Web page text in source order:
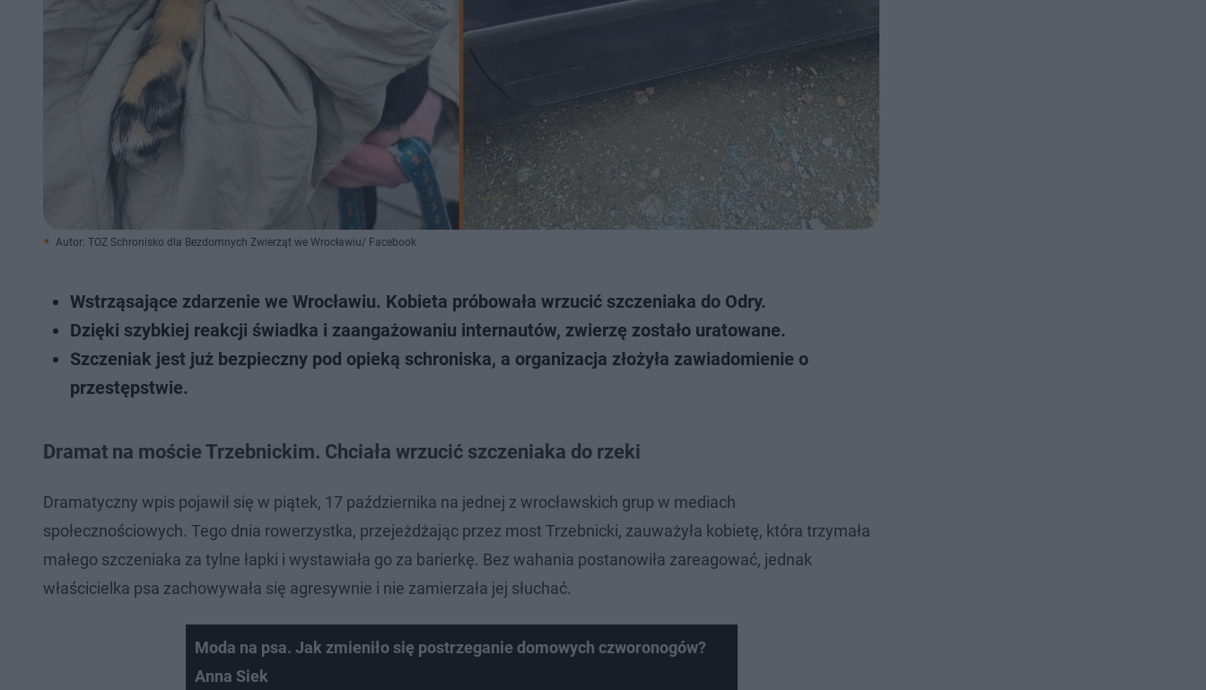
Autor: TOZ Schronisko dla Bezdomnych Zwierząt we Wrocławiu/ Facebook
Wstrząsające zdarzenie we Wrocławiu. Kobieta próbowała wrzucić szczeniaka do Odry.
Dzięki szybkiej reakcji świadka i zaangażowaniu internautów, zwierzę zostało uratowane.
Szczeniak jest już bezpieczny pod opieką schroniska, a organizacja złożyła zawiadomienie o
przestępstwie.
Dramat na moście Trzebnickim. Chciała wrzucić szczeniaka do rzeki
Dramatyczny wpis pojawił się w piątek, 17 października na jednej z wrocławskich grup w mediach
społecznościowych. Tego dnia rowerzystka, przejeżdżając przez most Trzebnicki, zauważyła kobietę, która trzymała
małego szczeniaka za tylne łapki i wystawiała go za barierkę. Bez wahania postanowiła zareagować, jednak
właścicielka psa zachowywała się agresywnie i nie zamierzała jej słuchać.
Moda na psa. Jak zmieniło się postrzeganie domowych czworonogów?
Anna Siek